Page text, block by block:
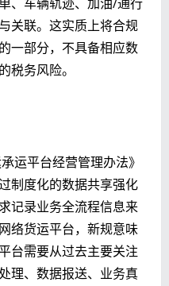
关联。这实质上将合规
一部分，不具备相应数
税务风险。
运平台经营管理办法》
制度化的数据共享强化
记录业务全流程信息来
络货运平台，新规意味
台需要从过去主要关注
理、数据报送、业务真